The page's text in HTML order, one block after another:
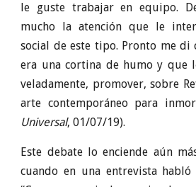
le guste trabajar en equipo.
mucho la atención que le
social de este tipo. Pronto me di
era una cortina de humo y que
veladamente, promover, sobre
arte contemporáneo para
Universal, 01/07/19).
Este debate lo enciende aún
cuando en una entrevista